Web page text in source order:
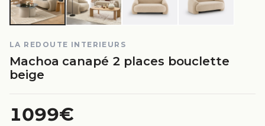
LA REDOUTE INTERIEURS
Machoa canapé 2 places bouclette
beige
1099€